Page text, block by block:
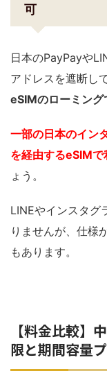
可
日本のPayPayや
アドレスを遮断し
eSIMのローミン
一部の日本のイン
を経由するeSIMで
ょう。
LINEやインスタグ
りませんが、仕様
もあります。
【料金比較】
限と期間容量